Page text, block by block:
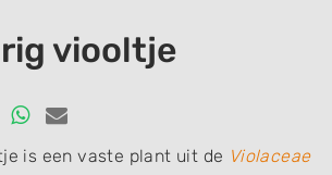
viooltje
Delen
Whatsapp
Delen
email
is een vaste plant uit de Violaceae